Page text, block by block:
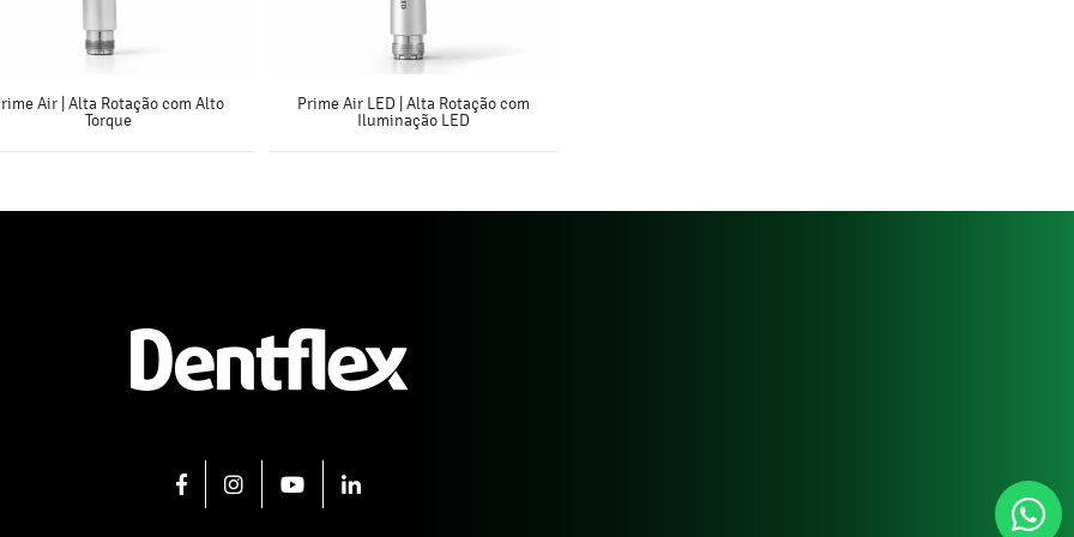
Air | Alta Rotação com Alto
Torque
Prime Air LED | Alta Rotação com
Iluminação LED
FACEBOOKINSTAGRAMYOUTUBE